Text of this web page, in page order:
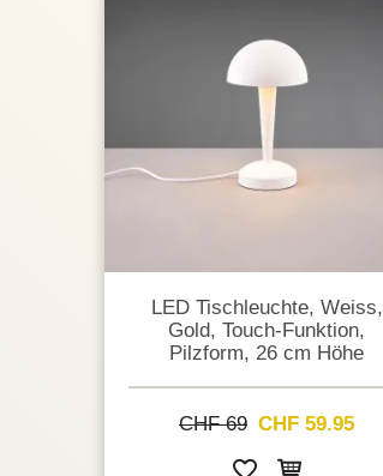
LED Tischleuchte, Weiss,
Gold, Touch-Funktion,
Pilzform, 26 cm Höhe
CHF 69 CHF 59.95